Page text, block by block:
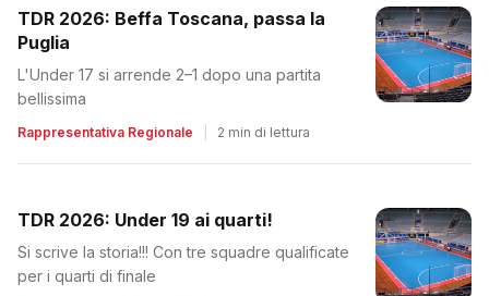
TDR 2026: Beffa Toscana, passa la
Puglia
L'Under 17 si arrende 2–1 dopo una partita
bellissima
Rappresentativa Regionale 2 min di lettura
TDR 2026: Under 19 ai quarti!
Si scrive la storia!!! Con tre squadre qualificate
per i quarti di finale